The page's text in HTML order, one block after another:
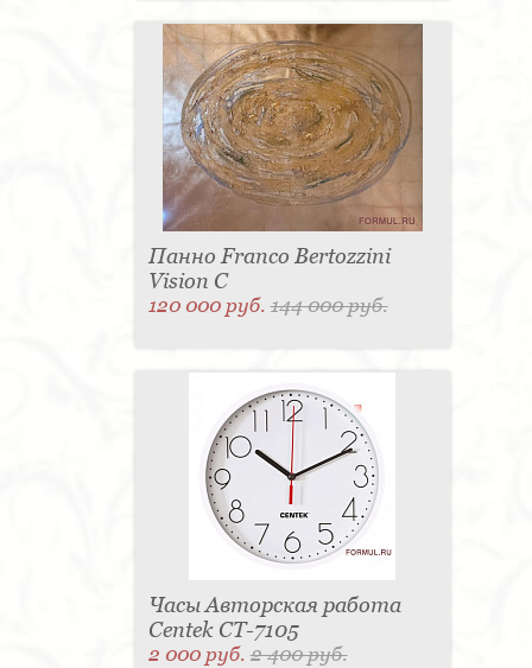
Панно Franco Bertozzini
Vision С
120 000 руб.144 000 руб.
Часы Авторская работа
Centek CT-7105
2 000 руб.2 400 руб.